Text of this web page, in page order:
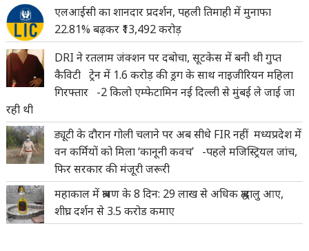
एलआईसी का शानदार प्रदर्शन, पहली तिमाही में मुनाफा
22.81% बढ़कर ₹13,492 करोड़
DRI ने रतलाम जंक्शन पर दबोचा, सूटकेस में बनी थी गुप्त
कैविटी ट्रेन में 1.6 करोड़ की ड्रग के साथ नाइजीरियन महिला
गिरफ्तार -2 किलो एम्फेटामिन नई दिल्ली से मुंबई ले जाई जा
रही थी
ड्यूटी के दौरान गोली चलाने पर अब सीधे FIR नहीं मध्यप्रदेश में
वन कर्मियों को मिला ‘कानूनी कवच’ -पहले मजिस्ट्रियल जांच,
फिर सरकार की मंजूरी जरूरी
महाकाल में श्रावण के 8 दिन: 29 लाख से अधिक श्रद्धालु आए,
शीघ्र दर्शन से 3.5 करोड कमाए